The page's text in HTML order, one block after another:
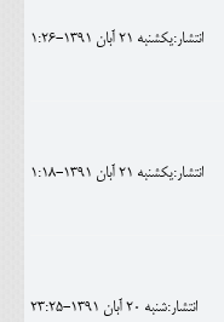
انتشار:يکشنبه 21 آبان 1391-1:26
انتشار:يکشنبه 21 آبان 1391-1:18
انتشار:شنبه 20 آبان 1391-23:25